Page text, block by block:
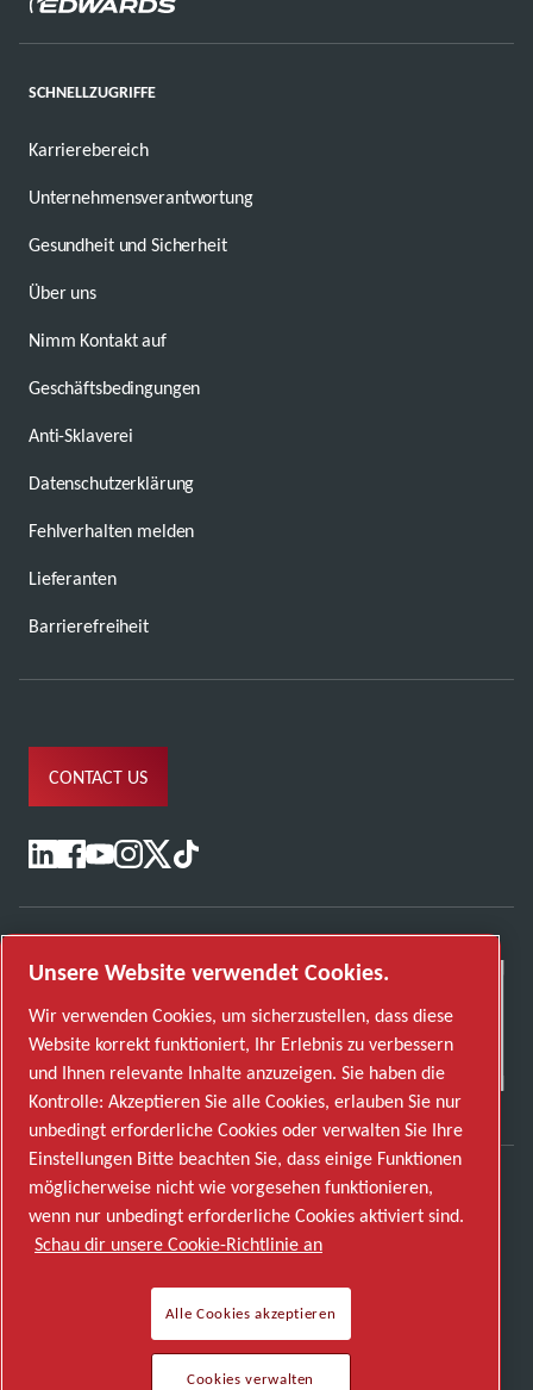
SCHNELLZUGRIFFE
Karrierebereich
Unternehmensverantwortung
Gesundheit und Sicherheit
Über uns
Nimm Kontakt auf
Geschäftsbedingungen
Anti-Sklaverei
Datenschutzerklärung
Fehlverhalten melden
Lieferanten
Barrierefreiheit
CONTACT US
Entdecken Sie, wie die Atlas Copco Group
Technologien ermöglicht, die die Zukunft
Besuchen Sie die Website der Atlas Copco Group
Teil der Atlas Copco Group
© 2026 Copyright. Alle Rechte vorbehalten.
Unsere Website verwendet Cookies.
Wir verwenden Cookies, um sicherzustellen, dass diese
Website korrekt funktioniert, Ihr Erlebnis zu verbessern
und Ihnen relevante Inhalte anzuzeigen. Sie haben die
Kontrolle: Akzeptieren Sie alle Cookies, erlauben Sie nur
unbedingt erforderliche Cookies oder verwalten Sie Ihre
Einstellungen Bitte beachten Sie, dass einige Funktionen
möglicherweise nicht wie vorgesehen funktionieren,
wenn nur unbedingt erforderliche Cookies aktiviert sind.
Schau dir unsere Cookie-Richtlinie an
Alle Cookies akzeptieren
Cookies verwalten